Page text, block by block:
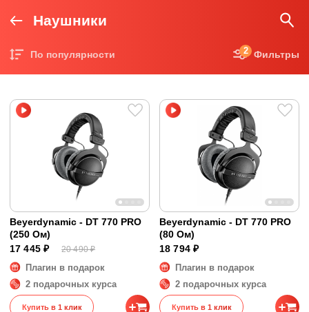
Наушники
По популярности Фильтры
2
Beyerdynamic - DT 770 PRO
(250 Ом)
17 445 ₽
20 490 ₽
Плагин в подарок
2 подарочных курса
Купить в 1 клик
Beyerdynamic - DT 770 PRO
(80 Ом)
18 794 ₽
Плагин в подарок
2 подарочных курса
Купить в 1 клик